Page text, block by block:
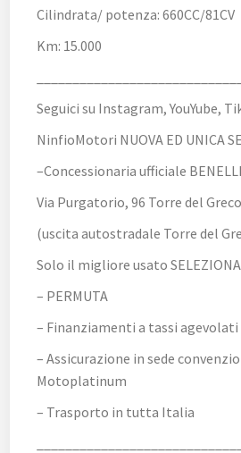
Cilindrata/ potenza: 660CC/81CV
Km: 15.000
Seguici su Instagram, YouYube,
NinfioMotori NUOVA ED UNICA
–Concessionaria ufficiale
Via Purgatorio, 96 Torre del Greco
(uscita autostradale Torre del
Solo il migliore usato
– PERMUTA
– Finanziamenti a tassi agevolati
– Assicurazione in sede
Motoplatinum
– Trasporto in tutta Italia